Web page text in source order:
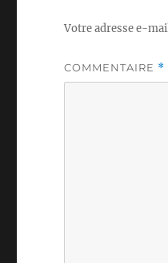
Votre adresse e-
COMMENTAIRE *